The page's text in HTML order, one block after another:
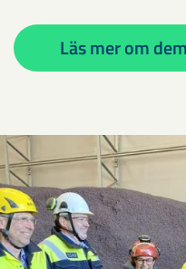
Läs mer om